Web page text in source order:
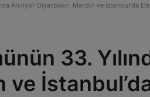
Anılıyor Diyarbakır, Mardin ve İstanbul’da
33.
ve